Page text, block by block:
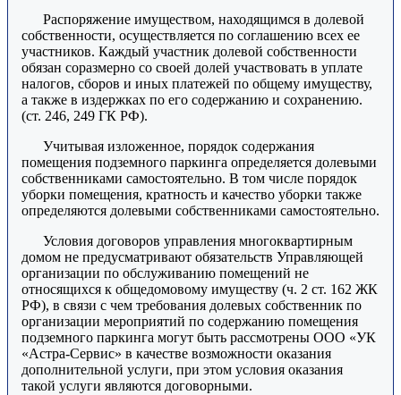
Распоряжение имуществом, находящимся в долевой
собственности, осуществляется по соглашению всех ее
участников. Каждый участник долевой собственности
обязан соразмерно со своей долей участвовать в уплате
налогов, сборов и иных платежей по общему имуществу,
а также в издержках по его содержанию и сохранению.
(ст. 246, 249 ГК РФ).
Учитывая изложенное, порядок содержания
помещения подземного паркинга определяется долевыми
собственниками самостоятельно. В том числе порядок
уборки помещения, кратность и качество уборки также
определяются долевыми собственниками самостоятельно.
Условия договоров управления многоквартирным
домом не предусматривают обязательств Управляющей
организации по обслуживанию помещений не
относящихся к общедомовому имуществу (ч. 2 ст. 162 ЖК
РФ), в связи с чем требования долевых собственник по
организации мероприятий по содержанию помещения
подземного паркинга могут быть рассмотрены ООО «УК
«Астра-Сервис» в качестве возможности оказания
дополнительной услуги, при этом условия оказания
такой услуги являются договорными.